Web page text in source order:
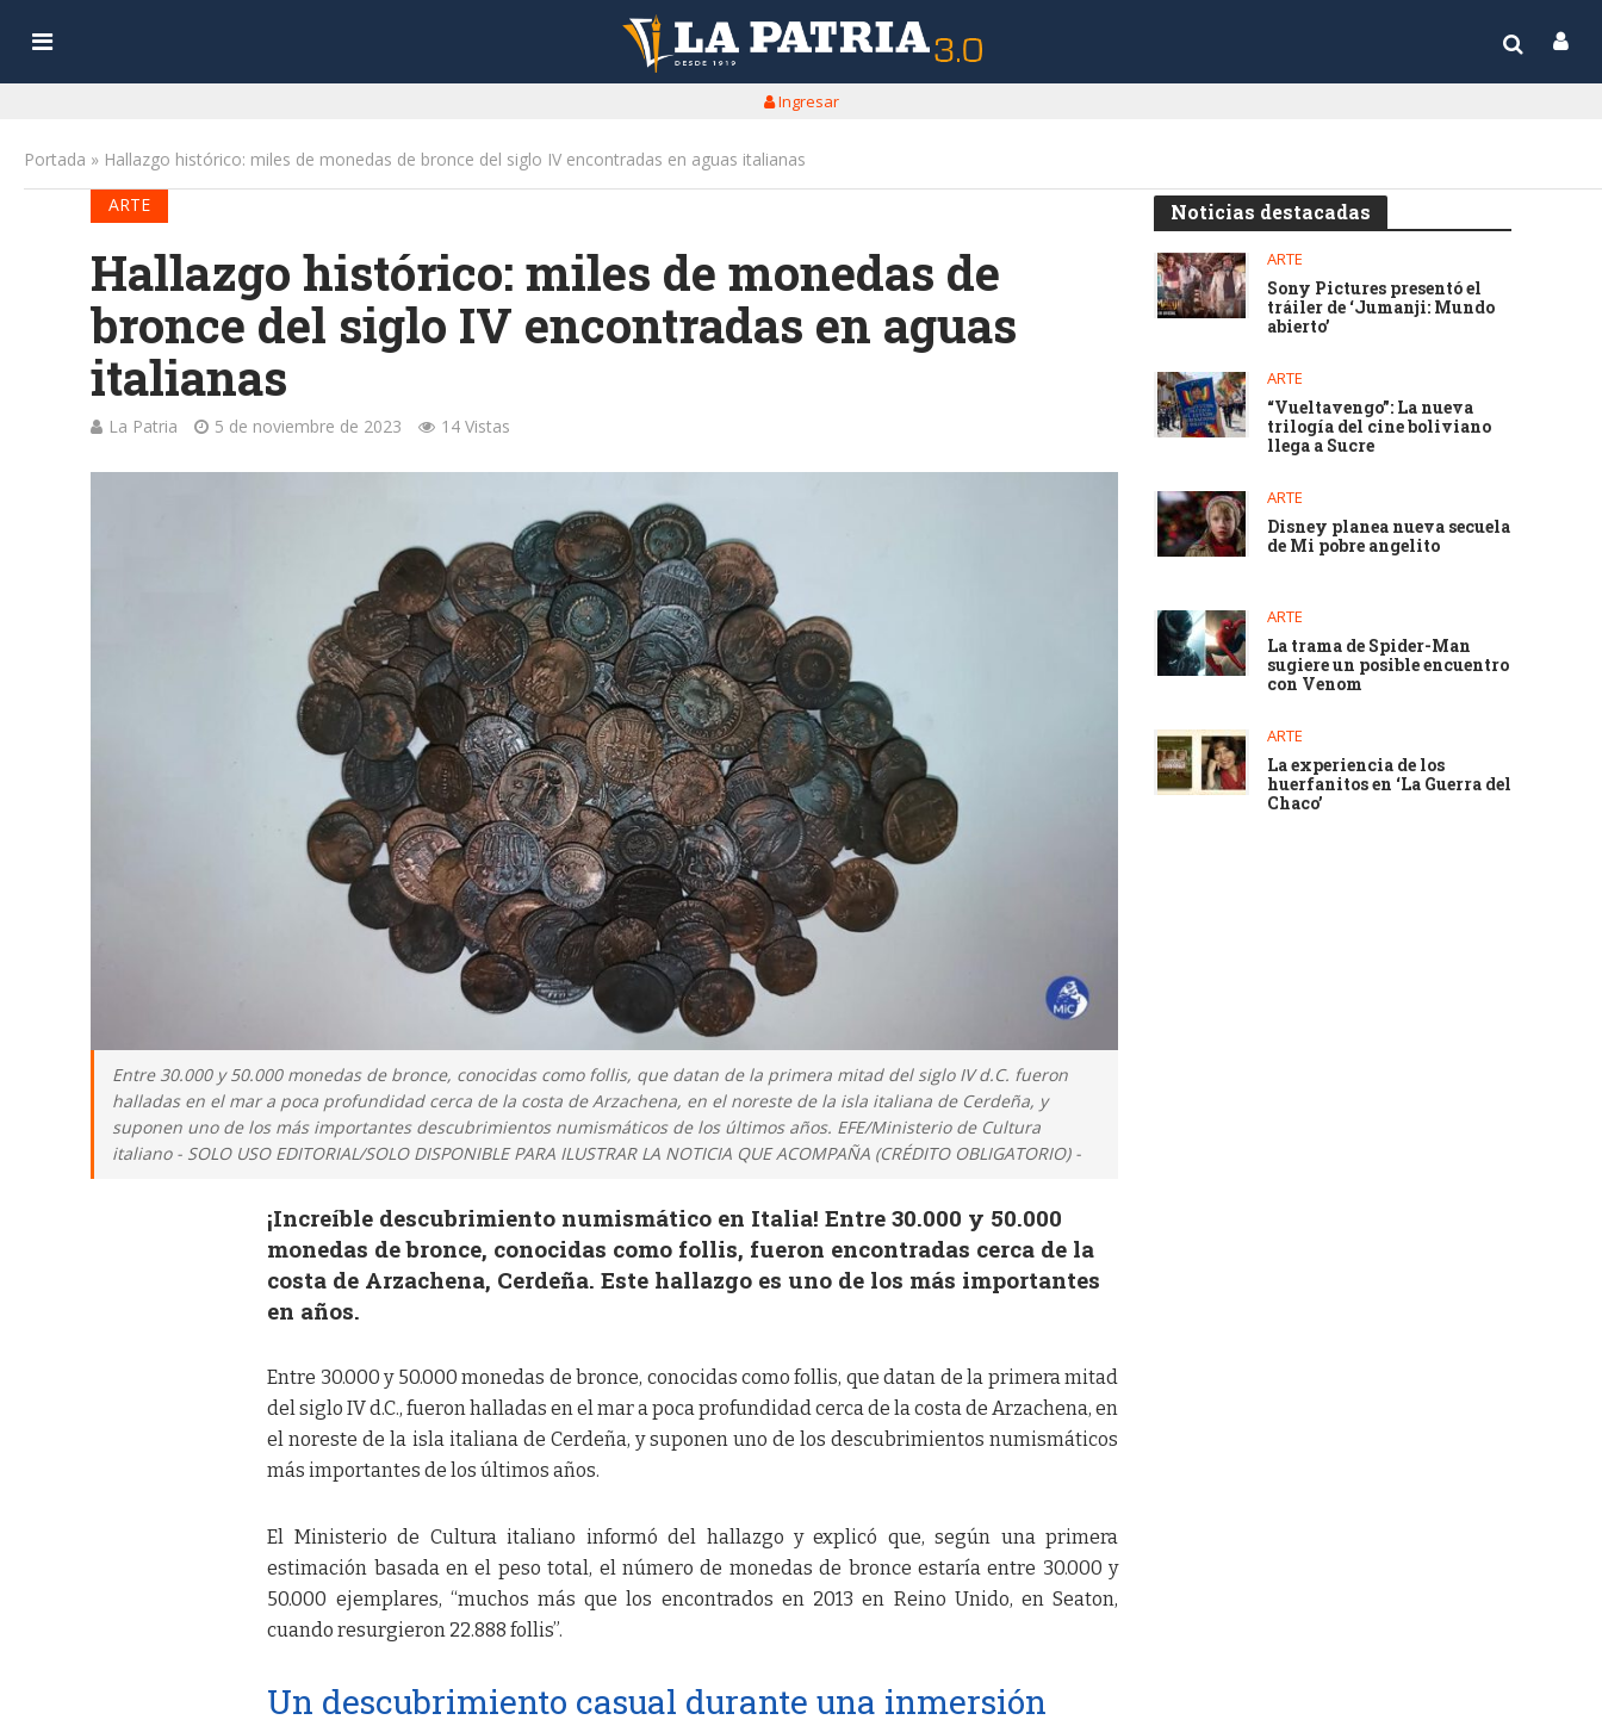
Ingresar
Portada » Hallazgo histórico: miles de monedas de bronce del siglo IV encontradas en aguas italianas
ARTE
Hallazgo histórico: miles de monedas de
bronce del siglo IV encontradas en aguas
italianas
La Patria 5 de noviembre de 2023 14 Vistas
Entre 30.000 y 50.000 monedas de bronce, conocidas como follis, que datan de la primera mitad del siglo IV d.C. fueron
halladas en el mar a poca profundidad cerca de la costa de Arzachena, en el noreste de la isla italiana de Cerdeña, y
suponen uno de los más importantes descubrimientos numismáticos de los últimos años. EFE/Ministerio de Cultura
italiano - SOLO USO EDITORIAL/SOLO DISPONIBLE PARA ILUSTRAR LA NOTICIA QUE ACOMPAÑA (CRÉDITO OBLIGATORIO) -
¡Increíble descubrimiento numismático en Italia! Entre 30.000 y 50.000
monedas de bronce, conocidas como follis, fueron encontradas cerca de la
costa de Arzachena, Cerdeña. Este hallazgo es uno de los más importantes
en años.
Entre 30.000 y 50.000 monedas de bronce, conocidas como follis, que datan de la primera mitad
del siglo IV d.C., fueron halladas en el mar a poca profundidad cerca de la costa de Arzachena, en
el noreste de la isla italiana de Cerdeña, y suponen uno de los descubrimientos numismáticos
más importantes de los últimos años.
El Ministerio de Cultura italiano informó del hallazgo y explicó que, según una primera
estimación basada en el peso total, el número de monedas de bronce estaría entre 30.000 y
50.000 ejemplares, “muchos más que los encontrados en 2013 en Reino Unido, en Seaton,
cuando resurgieron 22.888 follis”.
Un descubrimiento casual durante una inmersión
Noticias destacadas
ARTE
Sony Pictures presentó el
tráiler de ‘Jumanji: Mundo
abierto’
ARTE
“Vueltavengo”: La nueva
trilogía del cine boliviano
llega a Sucre
ARTE
Disney planea nueva secuela
de Mi pobre angelito
ARTE
La trama de Spider-Man
sugiere un posible encuentro
con Venom
ARTE
La experiencia de los
huerfanitos en ‘La Guerra del
Chaco’